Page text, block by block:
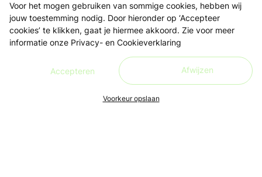
Voor het mogen gebruiken van sommige cookies, hebben wij
jouw toestemming nodig. Door hieronder op ‘Accepteer
cookies’ te klikken, gaat je hiermee akkoord. Zie voor meer
informatie onze Privacy- en Cookieverklaring
Accepteren Afwijzen
Voorkeur opslaan